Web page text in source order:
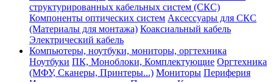
структурированных кабельных систем (СКС)
Компоненты оптических систем Аксессуары для СКС
(Материалы для монтажа) Коаксиальный кабель
Электрический кабель
Компьютеры, ноутбуки, мониторы, оргтехника
Ноутбуки ПК, Моноблоки, Комплектующие Оргтехника
(МФУ, Сканеры, Принтеры...) Мониторы Периферия